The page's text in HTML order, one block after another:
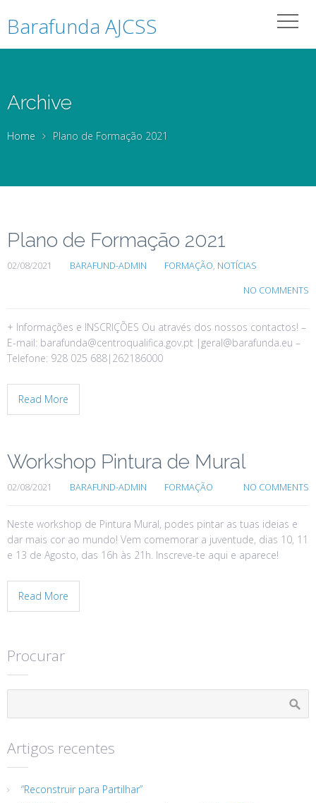
Barafunda AJCSS
Archive
Home Plano de Formação 2021
Plano de Formação 2021
02/08/2021 BARAFUND-ADMIN FORMAÇÃO, NOTÍCIAS
NO COMMENTS
+ Informações e INSCRIÇÕES Ou através dos nossos contactos! –
E-mail: barafunda@centroqualifica.gov.pt |geral@barafunda.eu –
Telefone: 928 025 688|262186000
Read More
Workshop Pintura de Mural
02/08/2021 BARAFUND-ADMIN FORMAÇÃO NO COMMENTS
Neste workshop de Pintura Mural, podes pintar as tuas ideias e
dar mais cor ao mundo! Vem comemorar a juventude, dias 10, 11
e 13 de Agosto, das 16h às 21h. Inscreve-te aqui e aparece!
Read More
Procurar
Artigos recentes
“Reconstruir para Partilhar”